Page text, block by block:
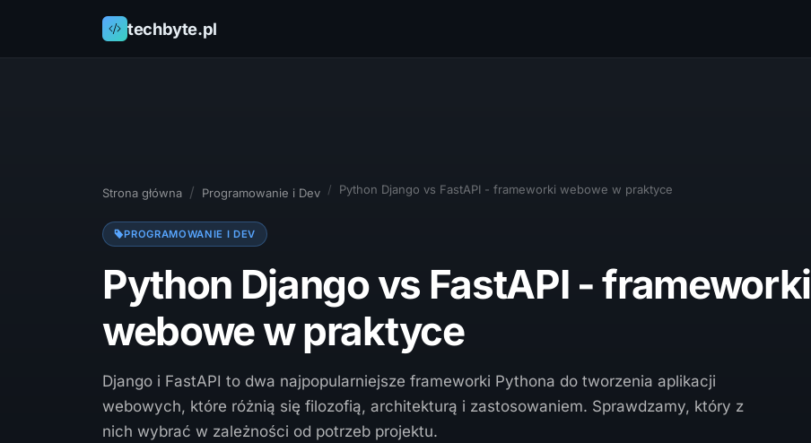
techbyte.pl
Strona główna Programowanie i Dev Python Django vs FastAPI - frameworki webowe w praktyce
PROGRAMOWANIE I DEV
Python Django vs FastAPI - frameworki
webowe w praktyce
Django i FastAPI to dwa najpopularniejsze frameworki Pythona do tworzenia aplikacji
webowych, które różnią się filozofią, architekturą i zastosowaniem. Sprawdzamy, który z
nich wybrać w zależności od potrzeb projektu.